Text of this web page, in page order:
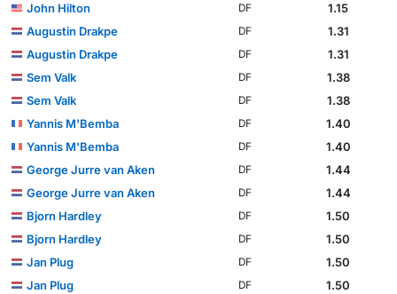
John Hilton
DF
1.15
Augustin Drakpe
DF
1.31
Augustin Drakpe
DF
1.31
Sem Valk
DF
1.38
Sem Valk
DF
1.38
Yannis M'Bemba
DF
1.40
Yannis M'Bemba
DF
1.40
George Jurre van Aken
DF
1.44
George Jurre van Aken
DF
1.44
Bjorn Hardley
DF
1.50
Bjorn Hardley
DF
1.50
Jan Plug
DF
1.50
Jan Plug
DF
1.50